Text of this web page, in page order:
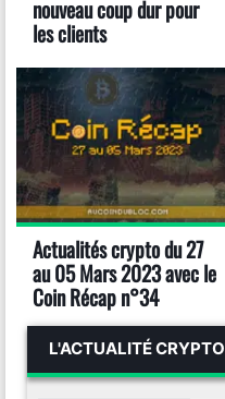
nouveau coup dur pour
les clients
Actualités crypto du 27
au 05 Mars 2023 avec le
Coin Récap n°34
L'ACTUALITÉ CRYPTO